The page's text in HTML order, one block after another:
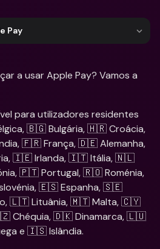
Pay
a usar Apple Pay? Vamos a
para utilizadores residentes
🇧🇬 Bulgária, 🇭🇷 Croácia,
🇫🇷 França, 🇩🇪 Alemanha,
🇮🇪 Irlanda, 🇮🇹 Itália, 🇳🇱
🇵🇹 Portugal, 🇷🇴 Roménia,
🇪🇸 Espanha, 🇸🇪
🇱🇹 Lituânia, 🇲🇹 Malta, 🇨🇾
Chéquia, 🇩🇰 Dinamarca, 🇱🇺
e 🇮🇸 Islândia.